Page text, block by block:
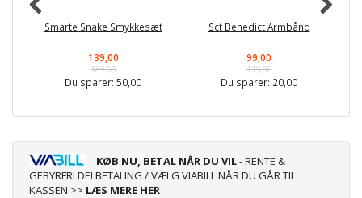
Smarte Snake Smykkesæt
139,00
189,00
Du sparer: 50,00
Sct Benedict Armbånd
99,00
119,00
Du sparer: 20,00
KØB NU, BETAL NÅR DU VIL- RENTE &
GEBYRFRI DELBETALING / VÆLG VIABILL NÅR DU GÅR TIL
KASSEN >> LÆS MERE HER